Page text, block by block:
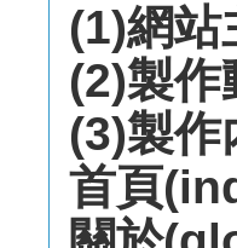
(1)網
(2)製作
(3)製作
首頁